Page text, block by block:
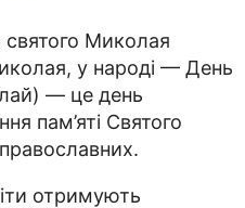
Миколая
у народі — День
— це день
пам’яті Святого
отримують